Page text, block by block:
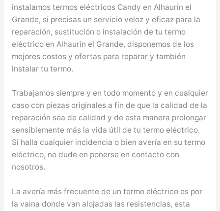
instalamos termos eléctricos Candy en Alhaurín el
Grande, si precisas un servicio veloz y eficaz para la
reparación, sustitución o instalación de tu termo
eléctrico en Alhaurín el Grande, disponemos de los
mejores costos y ofertas para reparar y también
instalar tu termo.
Trabajamos siempre y en todo momento y en cualquier
caso con piezas originales a fin de que la calidad de la
reparación sea de calidad y de esta manera prolongar
sensiblemente más la vida útil de tu termo eléctrico.
Si halla cualquier incidencia o bien avería en su termo
eléctrico, no dude en ponerse en contacto con
nosotros.
La avería más frecuente de un termo eléctrico es por
la vaina donde van alojadas las resistencias, esta